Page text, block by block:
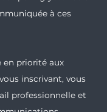
à ces
en priorité aux
inscrivant, vous
professionnelle et